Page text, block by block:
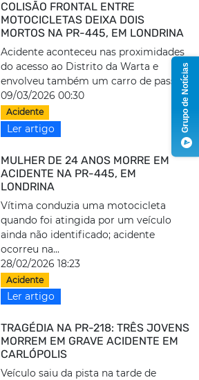
COLISÃO FRONTAL ENTRE
MOTOCICLETAS DEIXA DOIS
MORTOS NA PR-445, EM LONDRINA
Acidente aconteceu nas proximidades
do acesso ao Distrito da Warta e
envolveu também um carro de passeio
09/03/2026 00:30
Acidente
Ler artigo
MULHER DE 24 ANOS MORRE EM
ACIDENTE NA PR-445, EM
LONDRINA
Vítima conduzia uma motocicleta
quando foi atingida por um veículo
ainda não identificado; acidente
ocorreu na...
28/02/2026 18:23
Acidente
Ler artigo
TRAGÉDIA NA PR-218: TRÊS JOVENS
MORREM EM GRAVE ACIDENTE EM
CARLÓPOLIS
Veículo saiu da pista na tarde de
Grupo de Notícias